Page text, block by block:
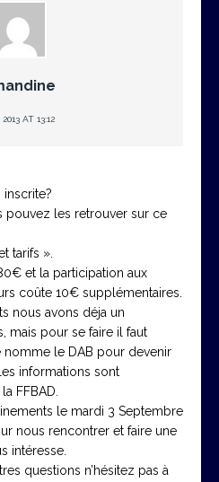
AT 13:12
pouvez les retrouver sur ce
tarifs ».
et la participation aux
coûte 10€ supplémentaires.
nous avons déja un
mais pour se faire il faut
le DAB pour devenir
informations sont
FFBAD.
le mardi 3 Septembre
nous rencontrer et faire une
intéresse.
questions n’hésitez pas à